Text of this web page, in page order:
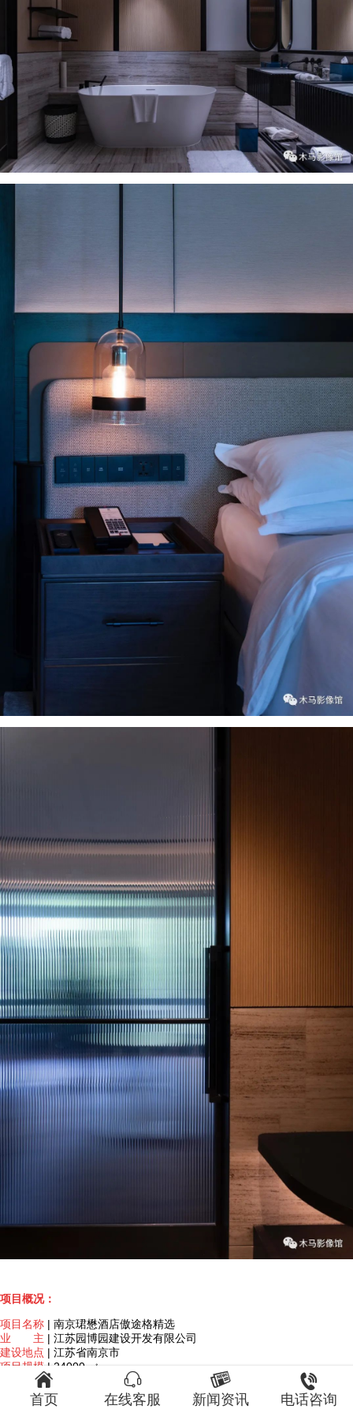
项目概况：
项目名称 | 南京珺懋酒店傲途格精选
业 主 | 江苏园博园建设开发有限公司
建设地点 | 江苏省南京市
项目规模 | 24000 ㎡
客房数量| 120间
酒店管理公司
| 万豪国际酒店管理有限公司
建筑设计 | 中国建筑设计研究院本土设计研究中心

首页

在线客服

新闻资讯

电话咨询